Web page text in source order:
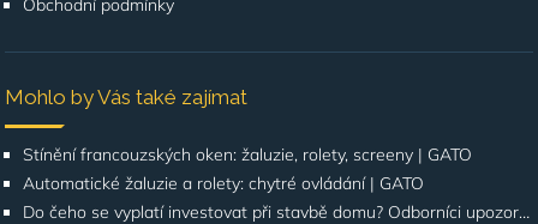
Obchodní podmínky
Mohlo by Vás také zajímat
Stínění francouzských oken: žaluzie, rolety, screeny | GATO
Automatické žaluzie a rolety: chytré ovládání | GATO
Do čeho se vyplatí investovat při stavbě domu? Odborníci upozorňují na stínění oken